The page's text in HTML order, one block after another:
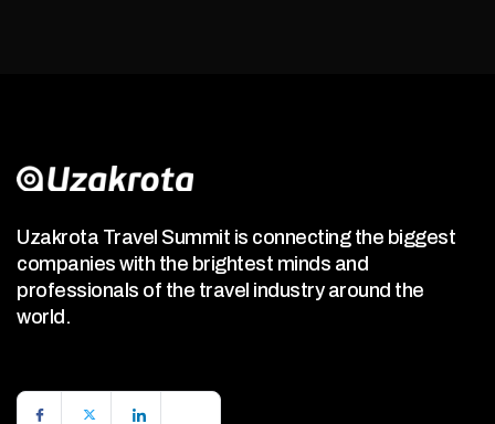
Uzakrota Travel Summit is connecting the biggest
companies with the brightest minds and
professionals of the travel industry around the
world.